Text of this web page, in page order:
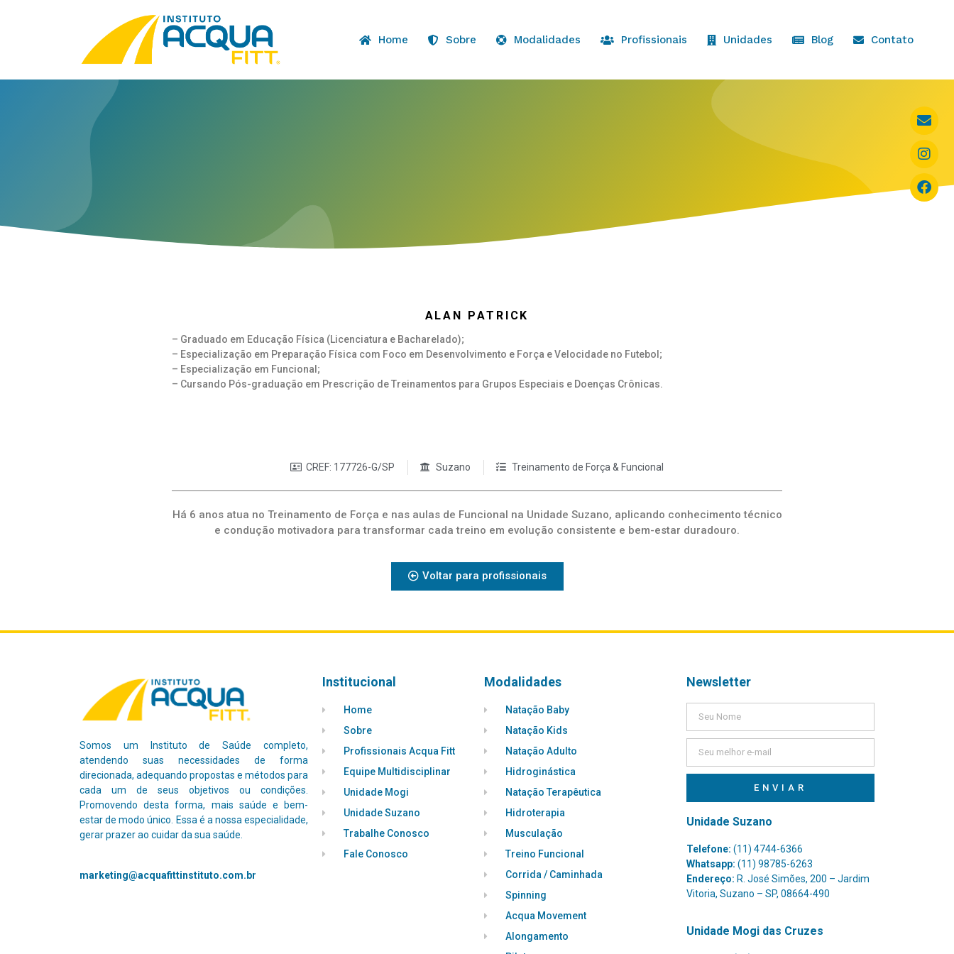
Home Sobre Modalidades Profissionais Unidades Blog Contato
ALAN PATRICK
– Graduado em Educação Física (Licenciatura e Bacharelado);
– Especialização em Preparação Física com Foco em Desenvolvimento e Força e Velocidade no Futebol;
– Especialização em Funcional;
– Cursando Pós-graduação em Prescrição de Treinamentos para Grupos Especiais e Doenças Crônicas.
CREF: 177726-G/SP Suzano Treinamento de Força & Funcional
Há 6 anos atua no Treinamento de Força e nas aulas de Funcional na Unidade Suzano, aplicando conhecimento técnico
e condução motivadora para transformar cada treino em evolução consistente e bem-estar duradouro.
Voltar para profissionais
Somos um Instituto de Saúde completo,
atendendo suas necessidades de forma
direcionada, adequando propostas e métodos para
cada um de seus objetivos ou condições.
Promovendo desta forma, mais saúde e bem-
estar de modo único. Essa é a nossa especialidade,
gerar prazer ao cuidar da sua saúde.
marketing@acquafittinstituto.com.br
Institucional
Home
Sobre
Profissionais Acqua Fitt
Equipe Multidisciplinar
Unidade Mogi
Unidade Suzano
Trabalhe Conosco
Fale Conosco
Modalidades
Natação Baby
Natação Kids
Natação Adulto
Hidroginástica
Natação Terapêutica
Hidroterapia
Musculação
Treino Funcional
Corrida / Caminhada
Spinning
Acqua Movement
Alongamento
Newsletter
ENVIAR
Unidade Suzano
Telefone: (11) 4744-6366
Whatsapp: (11) 98785-6263
Endereço: R. José Simões, 200 – Jardim
Vitoria, Suzano – SP, 08664-490
Unidade Mogi das Cruzes